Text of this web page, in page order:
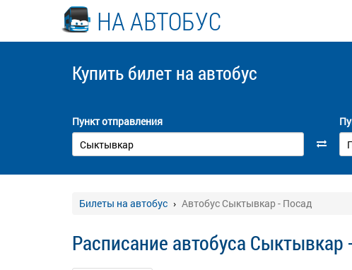
НА АВТОБУС
Купить билет на автобус
Пункт отправления
Билеты на автобус Автобус Сыктывкар - Посад
Расписание автобуса Сыктывкар